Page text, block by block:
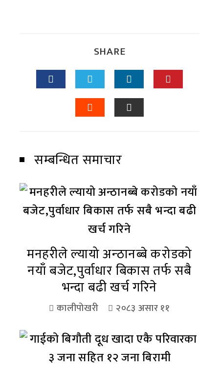
SHARE
सम्बन्धित समाचार
मनहरीले ल्यायो अन्ठानब्बे करोडको
नयाँ बजेट,पुर्वाधार बिकास तर्फ सबै
भन्दा बढी खर्च गरिने
कालीपोखरी २०८३ असार ११